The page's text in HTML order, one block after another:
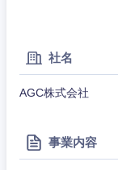
社名
AGC株式会社
事業内容